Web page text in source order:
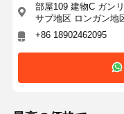
部屋109 建物C ガン
サブ地区 ロンガン地
+86 18902462095